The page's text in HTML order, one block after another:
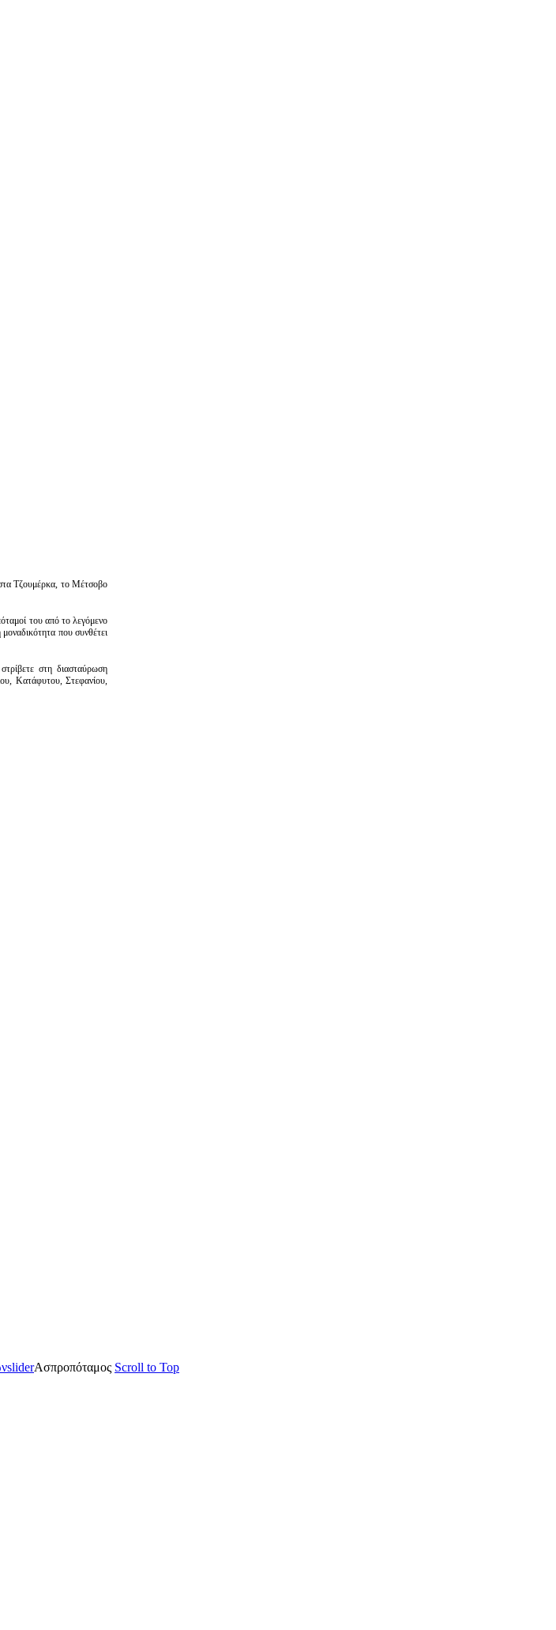
Τζουμέρκα, το Μέτσοβο
του από το λεγόμενο
που συνθέτει
στη διασταύρωση
Κατάφυτου, Στεφανίου,
sliderΑσπροπόταμος Scroll to Top